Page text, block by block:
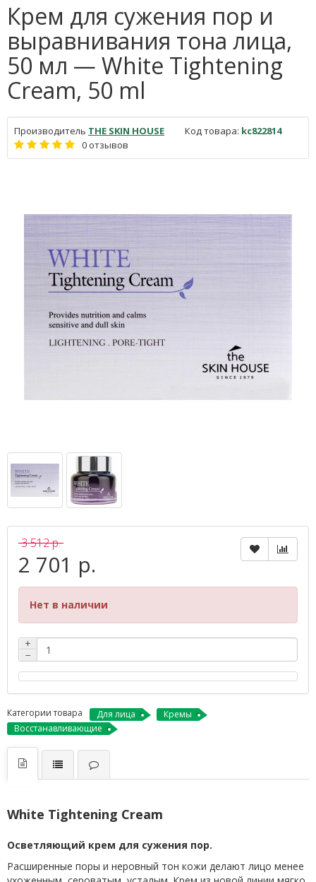
Крем для сужения пор и
выравнивания тона лица,
50 мл — White Tightening
Cream, 50 ml
Производитель THE SKIN HOUSE Код товара: kc822814
0 отзывов
3 512 р.
2 701 р.
Нет в наличии
+
−
Категории товара Для лица
Кремы
Восстанавливающие
White Tightening Cream
Осветляющий крем для сужения пор.
Расширенные поры и неровный тон кожи делают лицо менее